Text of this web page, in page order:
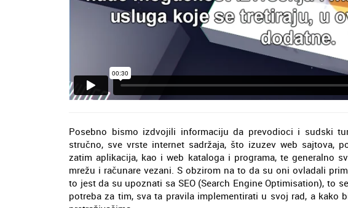
Posebno bismo izdvojili informaciju da prevodioci i sudski
stručno, sve vrste internet sadržaja, što izuzev web sajtova,
zatim aplikacija, kao i web kataloga i programa, te generalno
mrežu i računare vezani. S obzirom na to da su oni ovladali
to jest da su upoznati sa SEO (Search Engine Optimisation), to
potreba za tim, sva ta pravila implementirati u svoj rad, a kako